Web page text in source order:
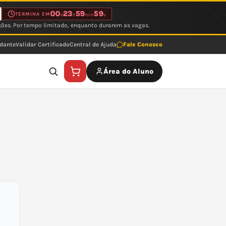
TERMINA EM00d23 h59min59s
Por tempo limitado, enquanto durarem as vagas.
Validar CertificadoCentral de Ajuda Fale Conosco
Área do Aluno